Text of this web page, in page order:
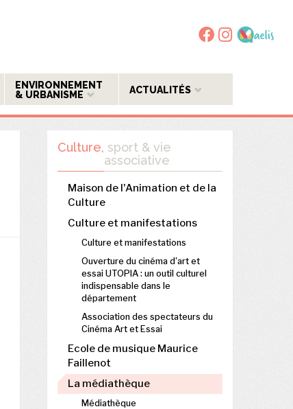
ENVIRONNEMENT
& URBANISME
ACTUALITÉS
Culture, sport & vie
associative
Maison de l'Animation et de la
Culture
Culture et manifestations
Culture et manifestations
Ouverture du cinéma d'art et
essai UTOPIA : un outil culturel
indispensable dans le
département
Association des spectateurs du
Cinéma Art et Essai
Ecole de musique Maurice
Faillenot
La médiathèque
Médiathèque